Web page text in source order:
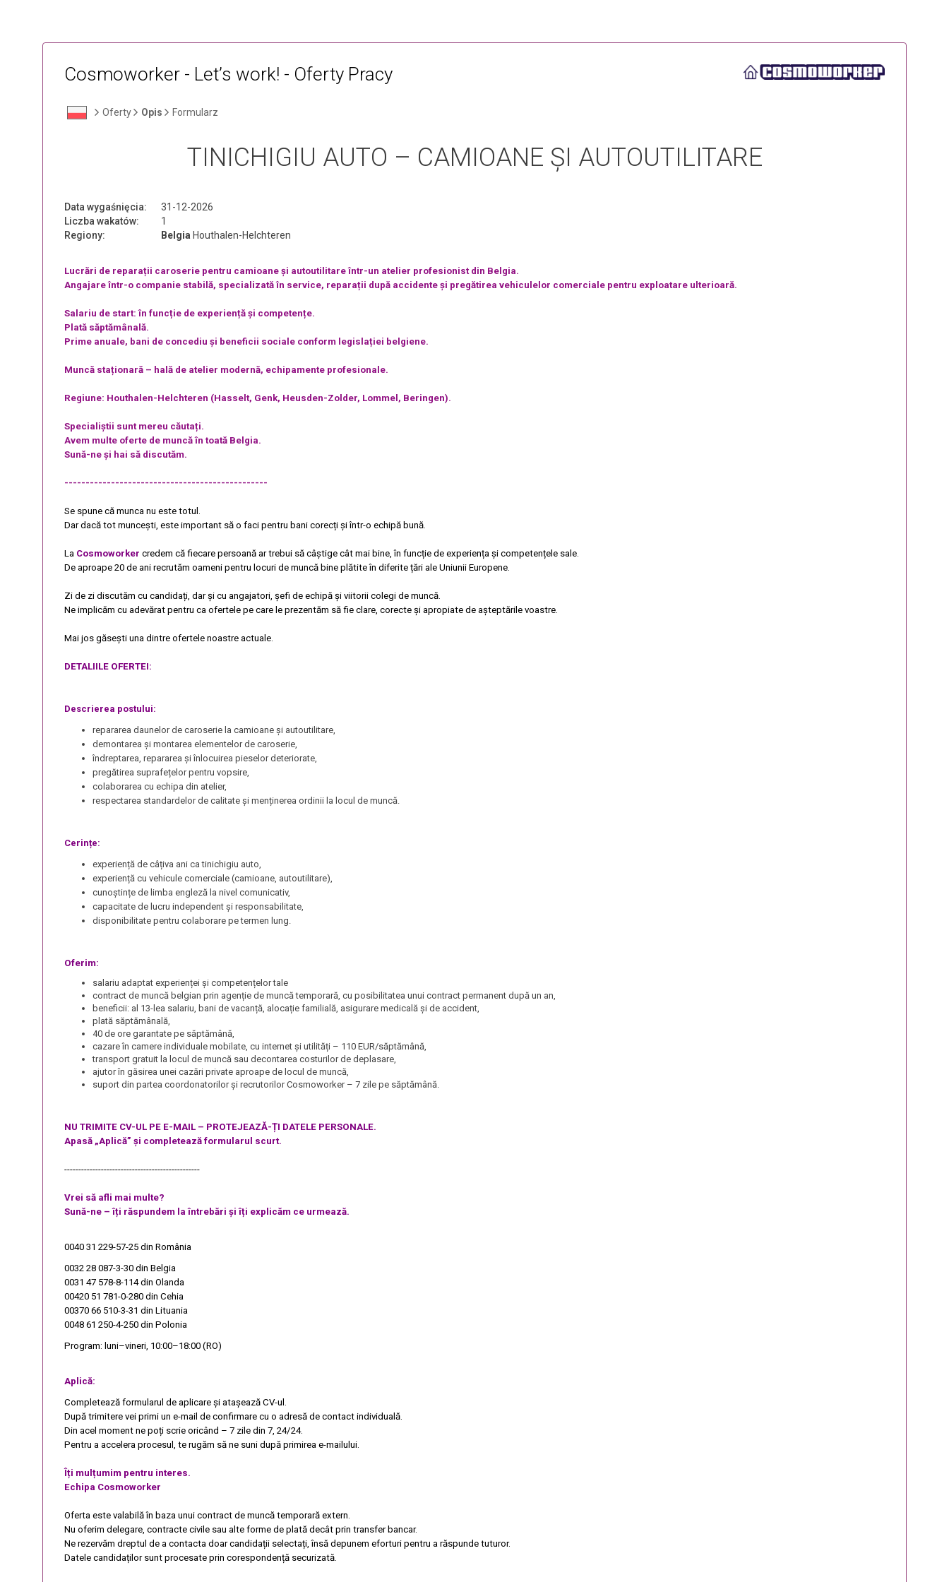
Cosmoworker - Let’s work! - Oferty Pracy
Oferty Opis Formularz
TINICHIGIU AUTO – CAMIOANE ȘI AUTOUTILITARE
Data wygaśnięcia:
31-12-2026
Liczba wakatów:
1
Regiony:
Belgia Houthalen-Helchteren
Lucrări de reparații caroserie pentru camioane și autoutilitare într-un atelier profesionist din Belgia.
Angajare într-o companie stabilă, specializată în service, reparații după accidente și pregătirea vehiculelor comerciale pentru exploatare ulterioară.
Salariu de start: în funcție de experiență și competențe.
Plată săptămânală.
Prime anuale, bani de concediu și beneficii sociale conform legislației belgiene.
Muncă staționară – hală de atelier modernă, echipamente profesionale.
Regiune: Houthalen-Helchteren (Hasselt, Genk, Heusden-Zolder, Lommel, Beringen).
Specialiștii sunt mereu căutați.
Avem multe oferte de muncă în toată Belgia.
Sună-ne și hai să discutăm.
------------------------------------------------
Se spune că munca nu este totul.
Dar dacă tot muncești, este important să o faci pentru bani corecți și într-o echipă bună.
La Cosmoworker credem că fiecare persoană ar trebui să câștige cât mai bine, în funcție de experiența și competențele sale.
De aproape 20 de ani recrutăm oameni pentru locuri de muncă bine plătite în diferite țări ale Uniunii Europene.
Zi de zi discutăm cu candidați, dar și cu angajatori, șefi de echipă și viitorii colegi de muncă.
Ne implicăm cu adevărat pentru ca ofertele pe care le prezentăm să fie clare, corecte și apropiate de așteptările voastre.
Mai jos găsești una dintre ofertele noastre actuale.
DETALIILE OFERTEI:
Descrierea postului:
repararea daunelor de caroserie la camioane și autoutilitare,
demontarea și montarea elementelor de caroserie,
îndreptarea, repararea și înlocuirea pieselor deteriorate,
pregătirea suprafețelor pentru vopsire,
colaborarea cu echipa din atelier,
respectarea standardelor de calitate și menținerea ordinii la locul de muncă.
Cerințe:
experiență de câțiva ani ca tinichigiu auto,
experiență cu vehicule comerciale (camioane, autoutilitare),
cunoștințe de limba engleză la nivel comunicativ,
capacitate de lucru independent și responsabilitate,
disponibilitate pentru colaborare pe termen lung.
Oferim:
salariu adaptat experienței și competențelor tale
contract de muncă belgian prin agenție de muncă temporară, cu posibilitatea unui contract permanent după un an,
beneficii: al 13-lea salariu, bani de vacanță, alocație familială, asigurare medicală și de accident,
plată săptămânală,
40 de ore garantate pe săptămână,
cazare în camere individuale mobilate, cu internet și utilități – 110 EUR/săptămână,
transport gratuit la locul de muncă sau decontarea costurilor de deplasare,
ajutor în găsirea unei cazări private aproape de locul de muncă,
suport din partea coordonatorilor și recrutorilor Cosmoworker – 7 zile pe săptămână.
NU TRIMITE CV-UL PE E-MAIL – PROTEJEAZĂ-ȚI DATELE PERSONALE.
Apasă „Aplică” și completează formularul scurt.
------------------------------------------------
Vrei să afli mai multe?
Sună-ne – îți răspundem la întrebări și îți explicăm ce urmează.
0040 31 229-57-25 din România
0032 28 087-3-30 din Belgia
0031 47 578-8-114din Olanda
00420 51 781-0-280 din Cehia
00370 66 510-3-31 din Lituania
0048 61 250-4-250 din Polonia
Program: luni–vineri, 10:00–18:00 (RO)
Aplică:
Completează formularul de aplicare și atașează CV-ul.
După trimitere vei primi un e-mail de confirmare cu o adresă de contact individuală.
Din acel moment ne poți scrie oricând – 7 zile din 7, 24/24.
Pentru a accelera procesul, te rugăm să ne suni după primirea e-mailului.
Îți mulțumim pentru interes.
Echipa Cosmoworker
Oferta este valabilă în baza unui contract de muncă temporară extern.
Nu oferim delegare, contracte civile sau alte forme de plată decât prin transfer bancar.
Ne rezervăm dreptul de a contacta doar candidații selectați, însă depunem eforturi pentru a răspunde tuturor.
Datele candidaților sunt procesate prin corespondență securizată.